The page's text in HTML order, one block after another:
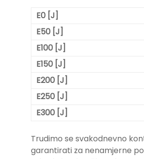
E0 [J]
E50 [J]
E100 [J]
E150 [J]
E200 [J]
E250 [J]
E300 [J]
Trudimo se svakodnevno
garantirati za nenamjerne